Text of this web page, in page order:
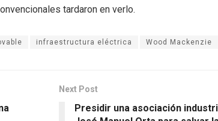
tardaron en verlo.
infraestructura eléctrica Wood Mackenzie
Next Post
Presidir una asociación